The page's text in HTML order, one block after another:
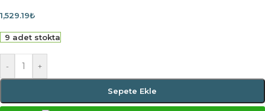
1,529.19₺
9 adet stokta
- +
Sepete Ekle